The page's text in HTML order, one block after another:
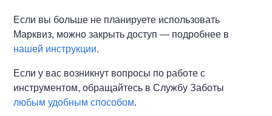
Если вы больше не планируете использовать
Марквиз, можно закрыть доступ — подробнее в
нашей инструкции.
Если у вас возникнут вопросы по работе с
инструментом, обращайтесь в Службу Заботы
любым удобным способом.